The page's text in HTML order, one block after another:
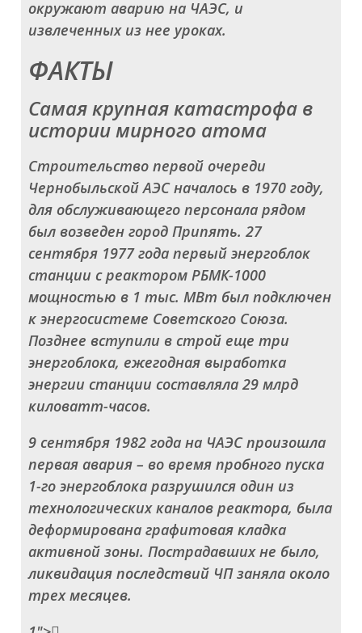
окружают аварию на ЧАЭС, и
извлеченных из нее уроках.
ФАКТЫ
Самая крупная катастрофа в
истории мирного атома
Строительство первой очереди
Чернобыльской АЭС началось в 1970 году,
для обслуживающего персонала рядом
был возведен город Припять. 27
сентября 1977 года первый энергоблок
станции с реактором РБМК-1000
мощностью в 1 тыс. МВт был подключен
к энергосистеме Советского Союза.
Позднее вступили в строй еще три
энергоблока, ежегодная выработка
энергии станции составляла 29 млрд
киловатт-часов.
9 сентября 1982 года на ЧАЭС произошла
первая авария – во время пробного пуска
1-го энергоблока разрушился один из
технологических каналов реактора, была
деформирована графитовая кладка
активной зоны. Пострадавших не было,
ликвидация последствий ЧП заняла около
трех месяцев.